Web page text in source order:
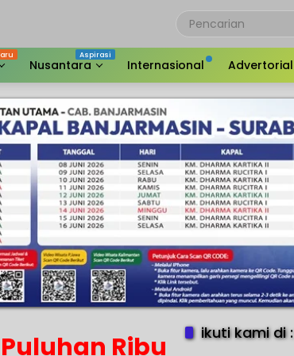
Nusantara Internasional Advertorial
Ribu
ikuti kami di :